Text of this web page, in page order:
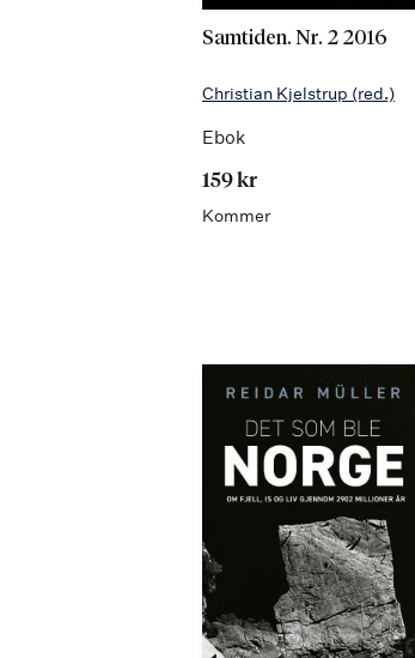
Samtiden. Nr. 2 2016
Christian Kjelstrup (red.)
Ebok
159 kr
Kommer